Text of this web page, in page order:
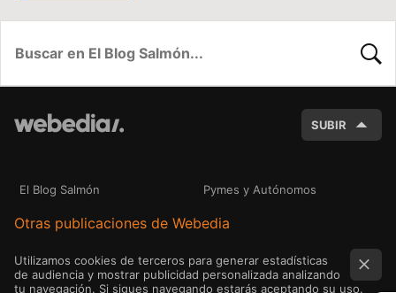
SUBIR
El Blog Salmón Pymes y Autónomos
Otras publicaciones de Webedia
Utilizamos cookies de terceros para generar estadísticas
de audiencia y mostrar publicidad personalizada analizando
tu navegación. Si sigues navegando estarás aceptando su uso.